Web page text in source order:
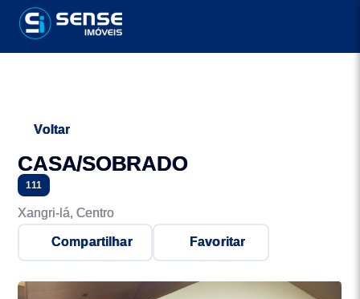
Voltar
CASA/SOBRADO
111
Xangri-lá, Centro
Compartilhar Favoritar